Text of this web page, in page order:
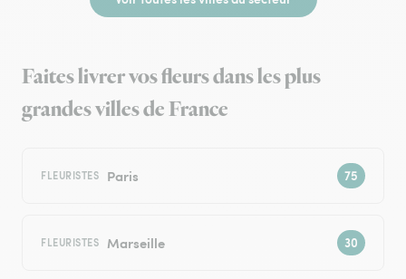
Faites livrer vos fleurs dans les plus
grandes villes de France
FLEURISTES Paris
FLEURISTES Marseille